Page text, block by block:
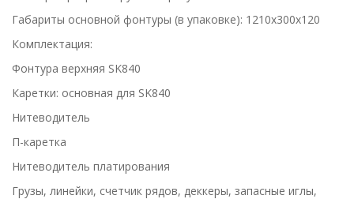
Габариты основной фонтуры (в упаковке): 1210х300х120
Комплектация:
Фонтура верхняя SK840
Каретки: основная для SK840
Нитеводитель
П-каретка
Нитеводитель платирования
Грузы, линейки, счетчик рядов, деккеры, запасные иглы,